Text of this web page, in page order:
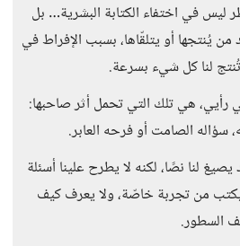
ليس في اختفاء الكتابة البشرية… بل
يُنتجها أو يتلقّاها، بسبب الإفراط في
لنا كل شيء بسرعة.
رأيي، هي تلك التي تحمل أثر صاحبها:
سؤاله الصامت أو فرحه العابر.
لنا نصًا، لكنه لا يطرح علينا أسئلة
يكتب من تجربة خاصّة، ولا يعرف كيف
السطور.